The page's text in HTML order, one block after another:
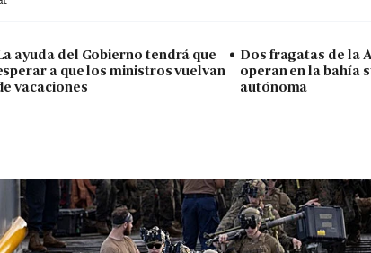
ayuda del Gobierno tendrá que
a que los ministros vuelvan
vacaciones
Dos fragatas de la
operan en la bahía
autónoma